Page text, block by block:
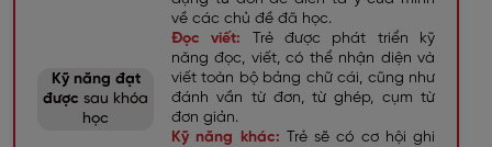
Kỹ năng đạt
đượcsau khóa
học
về các chủ đề đã học.
Đọc viết: Trẻ được phát triển kỹ
năng đọc, viết, có thể nhận diện và
viết toàn bộ bảng chữ cái, cũng như
đánh vần từ đơn, từ ghép, cụm từ
đơn giản.
Kỹ năng khác: Trẻ sẽ có cơ hội ghi